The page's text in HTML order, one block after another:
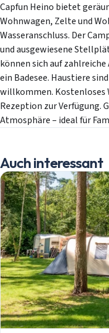
Capfun Heino bietet
Wohnwagen, Zelte und
Wasseranschluss. Der
und ausgewiesene
können sich auf
ein Badesee. Haustiere
willkommen. Kostenloses
Rezeption zur Verfügung.
Atmosphäre – ideal für
Auch interessant